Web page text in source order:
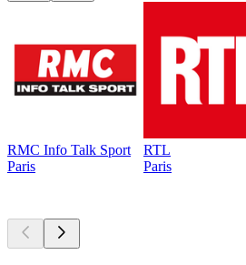
RMC Info Talk Sport
Paris
RTL
Paris